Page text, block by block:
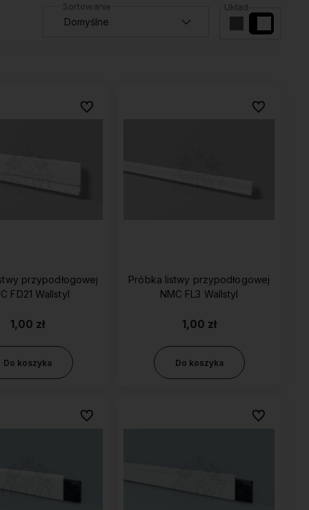
Układ
przypodłogowej
NMC FD21 Wallstyl
1,00 zł
Do koszyka
Do ulubionych
Próbka listwy przypodłogowej
NMC FL3 Wallstyl
1,00 zł
Do koszyka
Do ulubionych
Do ulubionych Do ulubionych